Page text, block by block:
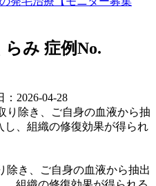
らみ 症例No.
：2026-04-28
除き、ご自身の血液から抽出